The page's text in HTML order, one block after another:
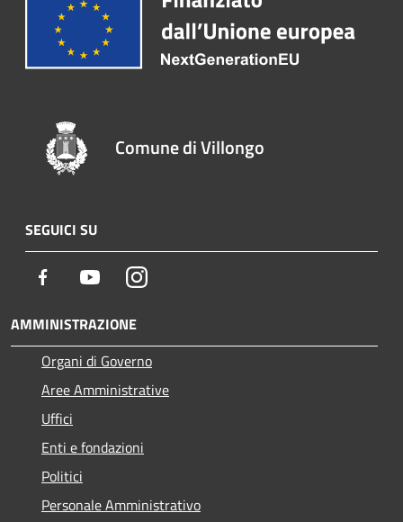
Comune di Villongo
SEGUICI SU
Facebook YoutubeInstagram
AMMINISTRAZIONE
Organi di Governo
Aree Amministrative
Uffici
Enti e fondazioni
Politici
Personale Amministrativo